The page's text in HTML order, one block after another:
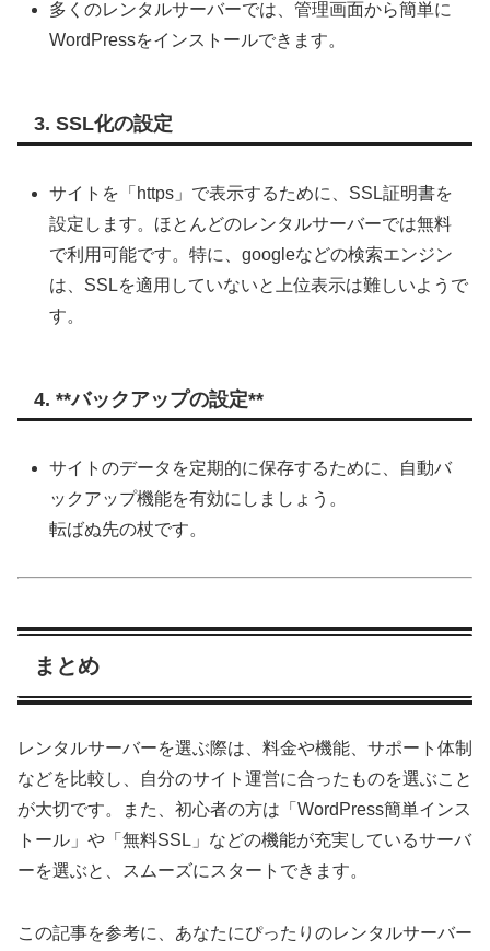
多くのレンタルサーバーでは、管理画面から簡単に
WordPressをインストールできます。
3. SSL化の設定
サイトを「https」で表示するために、SSL証明書を
設定します。ほとんどのレンタルサーバーでは無料
で利用可能です。特に、googleなどの検索エンジン
は、SSLを適用していないと上位表示は難しいようで
す。
4. **バックアップの設定**
サイトのデータを定期的に保存するために、自動バ
ックアップ機能を有効にしましょう。
転ばぬ先の杖です。
まとめ
レンタルサーバーを選ぶ際は、料金や機能、サポート体制
などを比較し、自分のサイト運営に合ったものを選ぶこと
が大切です。また、初心者の方は「WordPress簡単インス
トール」や「無料SSL」などの機能が充実しているサーバ
ーを選ぶと、スムーズにスタートできます。
この記事を参考に、あなたにぴったりのレンタルサーバー